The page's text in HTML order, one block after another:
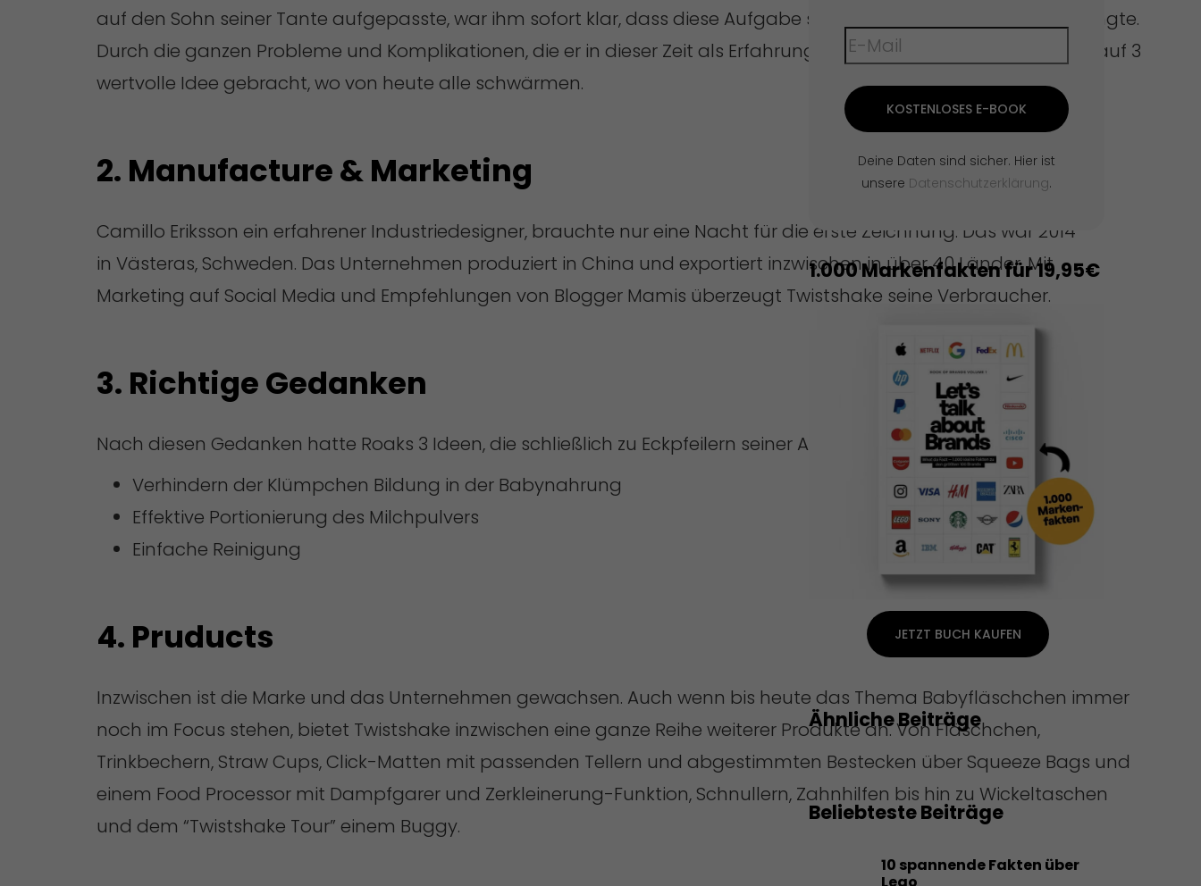
auf den Sohn seiner Tante aufgepasste, war ihm sofort klar, dass diese Aufgabe seine volle Aufmerksamkeit verlangte.
Durch die ganzen Probleme und Komplikationen, die er in dieser Zeit als Erfahrungen sammeln konnte, haben ihn auf 3
wertvolle Idee gebracht, wo von heute alle schwärmen.
2. Manufacture & Marketing
Camillo Eriksson ein erfahrener Industriedesigner, brauchte nur eine Nacht für die erste Zeichnung. Das war 2014
in Västeras, Schweden. Das Unternehmen produziert in China und exportiert inzwischen in über 40 Länder. Mit
Marketing auf Social Media und Empfehlungen von Blogger Mamis überzeugt Twistshake seine Verbraucher.
3. Richtige Gedanken
Nach diesen Gedanken hatte Roaks 3 Ideen, die schließlich zu Eckpfeilern seiner Arbeit bei Twistshake wurde.
Verhindern der Klümpchen Bildung in der Babynahrung
Effektive Portionierung des Milchpulvers
Einfache Reinigung
4. Pruducts
Inzwischen ist die Marke und das Unternehmen gewachsen. Auch wenn bis heute das Thema Babyfläschchen immer
noch im Focus stehen, bietet Twistshake inzwischen eine ganze Reihe weiterer Produkte an. Von Fläschchen,
Trinkbechern, Straw Cups, Click-Matten mit passenden Tellern und abgestimmten Bestecken über Squeeze Bags und
einem Food Processor mit Dampfgarer und Zerkleinerung-Funktion, Schnullern, Zahnhilfen bis hin zu Wickeltaschen
und dem “Twistshake Tour” einem Buggy.
KOSTENLOSES E-BOOK
Deine Daten sind sicher. Hier ist
unsere Datenschutzerklärung.
1.000 Markenfakten für 19,95€
JETZT BUCH KAUFEN
Ähnliche Beiträge
Beliebteste Beiträge
10 spannende Fakten über